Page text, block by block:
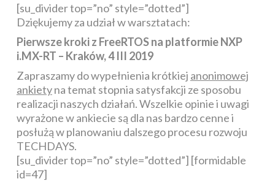
[su_divider top=”no” style=”dotted”]
Dziękujemy za udział w warsztatach:
Pierwsze kroki z FreeRTOS na platformie NXP
i.MX-RT – Kraków, 4 III 2019
Zapraszamy do wypełnienia krótkiej anonimowej
ankietyna temat stopnia satysfakcji ze sposobu
realizacji naszych działań. Wszelkie opinie i uwagi
wyrażone w ankiecie są dla nas bardzo cenne i
posłużą w planowaniu dalszego procesu rozwoju
TECHDAYS.
[su_divider top=”no” style=”dotted”] [formidable
id=47]